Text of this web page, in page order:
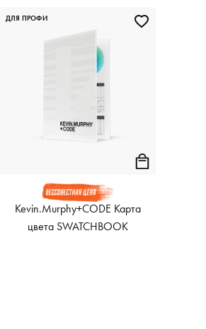
Kevin.Murphy+CODE Карта
цвета SWATCHBOOK
ДЛЯ ПРОФИ